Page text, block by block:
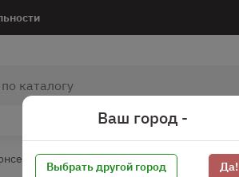
Маслины и оливки
Ваш город -
Выбрать другой город Да!